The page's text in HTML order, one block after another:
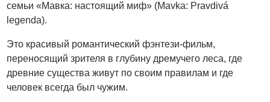
семьи «Мавка: настоящий миф» (Mavka: Pravdivá
legenda).
Это красивый романтический фэнтези-фильм,
переносящий зрителя в глубину дремучего леса, где
древние существа живут по своим правилам и где
человек всегда был чужим.